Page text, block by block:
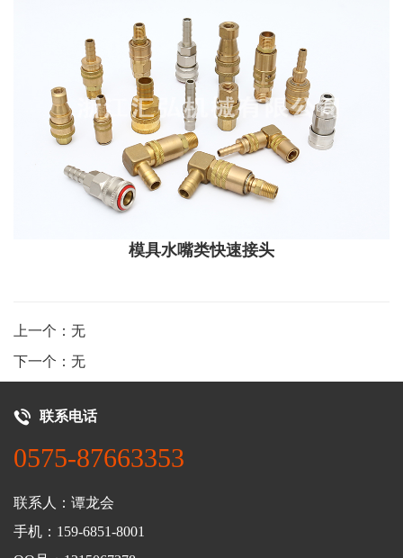
模具水嘴类快速接头
上一个：无
下一个：无
联系电话
0575-87663353
联系人：谭龙会
手机：159-6851-8001